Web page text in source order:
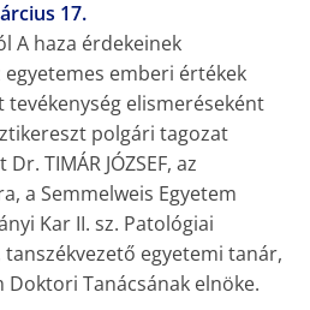
17.
A haza érdekeinek
emberi értékek
elismeréseként
polgári tagozat
TIMÁR JÓZSEF, az
a Semmelweis Egyetem
Kar II. sz. Patológiai
egyetemi tanár,
Doktori Tanácsának elnöke.